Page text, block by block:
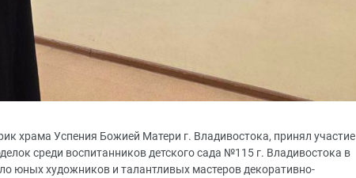
храма Успения Божией Матери г. Владивостока, принял участие
среди воспитанников детского сада №115 г. Владивостока в
юных художников и талантливых мастеров декоративно-